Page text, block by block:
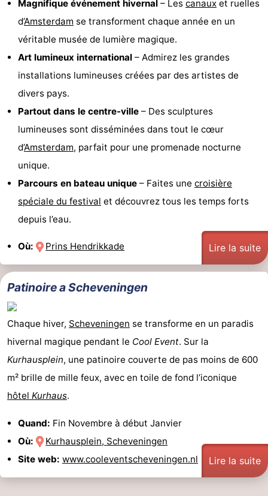
Magnifique événement hivernal – Les canaux et ruelles
d’Amsterdam se transforment chaque année en un
véritable musée de lumière magique.
Art lumineux international – Admirez les grandes
installations lumineuses créées par des artistes de
divers pays.
Partout dans le centre-ville – Des sculptures
lumineuses sont disséminées dans tout le cœur
d’Amsterdam, parfait pour une promenade nocturne
unique.
Parcours en bateau unique – Faites une croisière
spéciale du festival et découvrez tous les temps forts
depuis l’eau.
Où: Prins Hendrikkade Lire la suite
Patinoire a Scheveningen
Chaque hiver, Scheveningen se transforme en un paradis
hivernal magique pendant le Cool Event. Sur la
Kurhausplein, une patinoire couverte de pas moins de 600
m² brille de mille feux, avec en toile de fond l’iconique
hôtel Kurhaus.
Quand: Fin Novembre à début Janvier
Où:
Kurhausplein, Scheveningen
Site web: www.cooleventscheveningen.nl Lire la suite